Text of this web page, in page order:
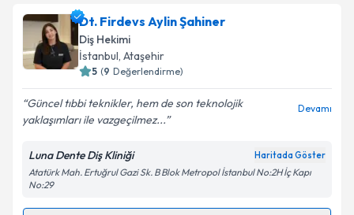
Dt. Firdevs Aylin Şahiner
Diş Hekimi
İstanbul, Ataşehir
5 (9 Değerlendirme)
Güncel tıbbi teknikler, hem de son teknolojik
yaklaşımları ile vazgeçilmez...
Devamı
Luna Dente Diş Kliniği Haritada Göster
Atatürk Mah. Ertuğrul Gazi Sk. B Blok Metropol İstanbul No:2H İç Kapı
No:29